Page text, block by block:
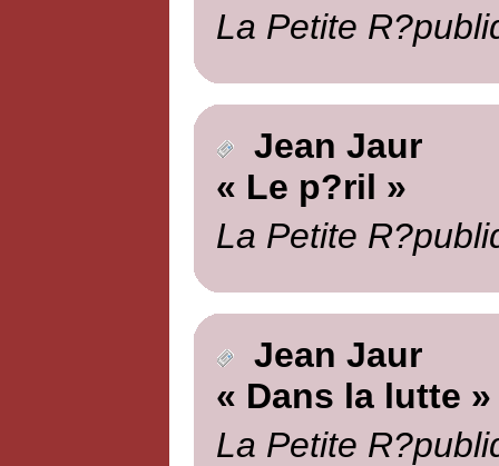
La Petite
Jean Jaur
« Le p?ril »
La Petite
Jean Jaur
« Dans la lutte »
La Petite